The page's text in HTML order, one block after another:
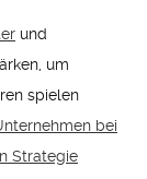
und
um
spielen
bei
Strategie